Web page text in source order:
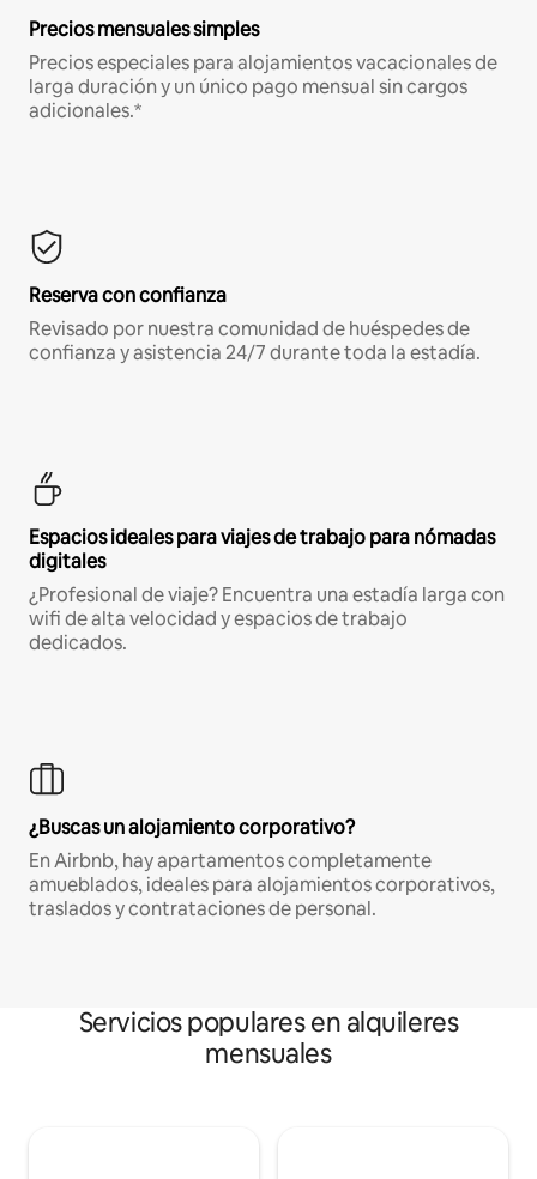
Precios mensuales simples
Precios especiales para alojamientos vacacionales de
larga duración y un único pago mensual sin cargos
adicionales.*
Reserva con confianza
Revisado por nuestra comunidad de huéspedes de
confianza y asistencia 24/7 durante toda la estadía.
Espacios ideales para viajes de trabajo para nómadas
digitales
¿Profesional de viaje? Encuentra una estadía larga con
wifi de alta velocidad y espacios de trabajo
dedicados.
¿Buscas un alojamiento corporativo?
En Airbnb, hay apartamentos completamente
amueblados, ideales para alojamientos corporativos,
traslados y contrataciones de personal.
Servicios populares en alquileres
mensuales